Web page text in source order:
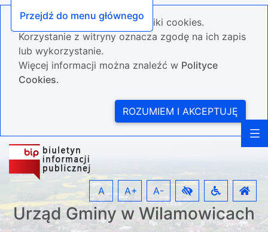
Przejdź do menu głównego
Nasza strona wykorzystuje pliki cookies.
Korzystanie z witryny oznacza zgodę na ich zapis
lub wykorzystanie.
Więcej informacji można znaleźć w Polityce
Cookies.
ROZUMIEM I AKCEPTUJĘ
Urząd Gminy w Wilamowicach
A A+ A-